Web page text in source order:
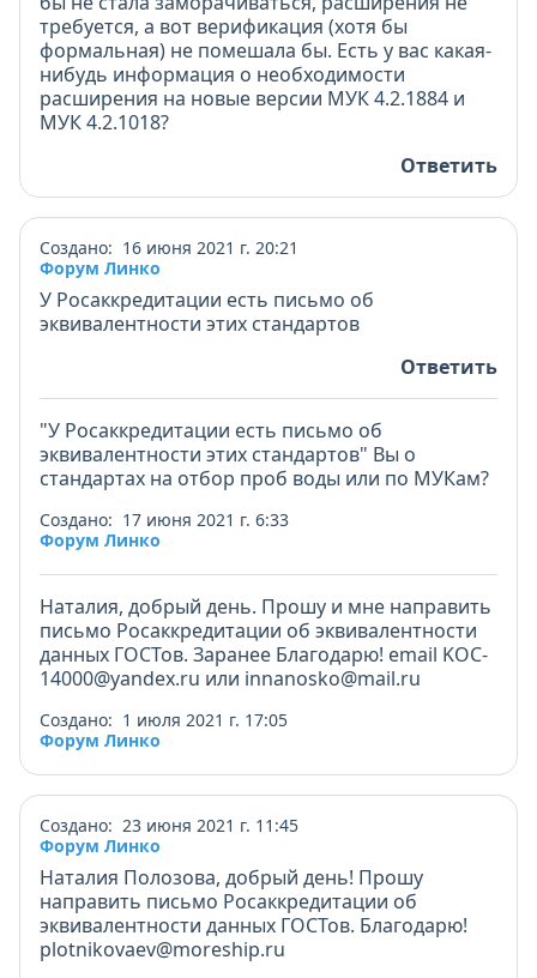
требуется, а вот верификация (хотя бы
формальная) не помешала бы. Есть у вас какая-
нибудь информация о необходимости
расширения на новые версии МУК 4.2.1884 и
МУК 4.2.1018?
Ответить
Создано: 16 июня 2021 г. 20:21
Форум Линко
У Росаккредитации есть письмо об
эквивалентности этих стандартов
Ответить
"У Росаккредитации есть письмо об
эквивалентности этих стандартов" Вы о
стандартах на отбор проб воды или по МУКам?
Создано: 17 июня 2021 г. 6:33
Форум Линко
Наталия, добрый день. Прошу и мне направить
письмо Росаккредитации об эквивалентности
данных ГОСТов. Заранее Благодарю! email KOC-
14000@yandex.ru или innanosko@mail.ru
Создано: 1 июля 2021 г. 17:05
Форум Линко
Создано: 23 июня 2021 г. 11:45
Форум Линко
Наталия Полозова, добрый день! Прошу
направить письмо Росаккредитации об
эквивалентности данных ГОСТов. Благодарю!
plotnikovaev@moreship.ru